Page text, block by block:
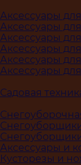
Аксессуары
Аксессуары
Аксессуары
Аксессуары
Аксессуары
Аксессуары
Садовая
Аксессуары и
Кусторезы и